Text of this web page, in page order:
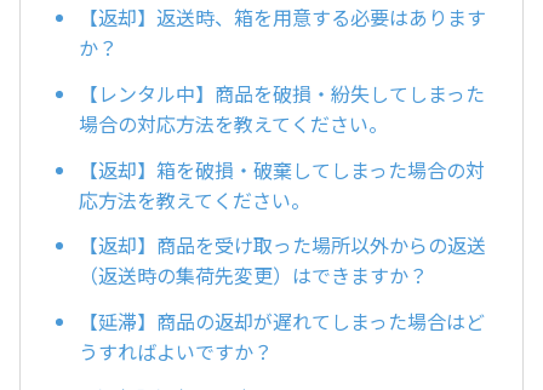
【返却】返送時、箱を用意する必要はあります
か？
【レンタル中】商品を破損・紛失してしまった
場合の対応方法を教えてください。
【返却】箱を破損・破棄してしまった場合の対
応方法を教えてください。
【返却】商品を受け取った場所以外からの返送
（返送時の集荷先変更）はできますか？
【延滞】商品の返却が遅れてしまった場合はど
うすればよいですか？